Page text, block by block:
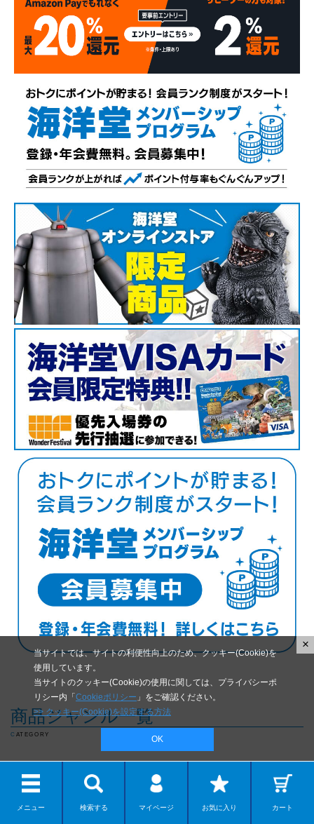
商品ジャンル一覧
CATEGORY
メニュー 検索する マイページ お気に入り カート
当サイトでは、サイトの利便性向上のため、クッキー(Cookie)を
使用しています。
当サイトのクッキー(Cookie)の使用に関しては、プライバシーポ
リシー内「 Cookieポリシー 」をご確認ください。
>> クッキー(Cookie)を設定する方法
OK
×